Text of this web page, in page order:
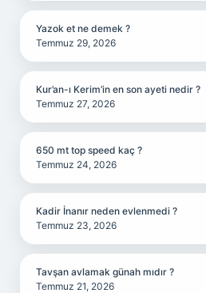
Yazok et ne demek ?
Temmuz 29, 2026
Kur’an-ı Kerim’in en son ayeti nedir ?
Temmuz 27, 2026
650 mt top speed kaç ?
Temmuz 24, 2026
Kadir İnanır neden evlenmedi ?
Temmuz 23, 2026
Tavşan avlamak günah mıdır ?
Temmuz 21, 2026